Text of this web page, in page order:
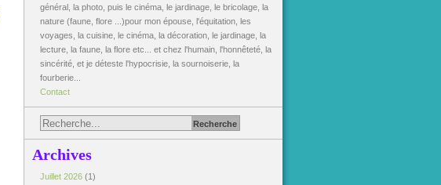
général, la photo, puis le cinéma, le jardinage, le bricolage, la
nature (faune, flore ...)pour mon épouse, l'équitation, les
voyages, la cuisine, le cinéma, la décoration, le jardinage, la
lecture, la faune, la flore etc... et chez l'humain, l'honnêteté, la
sincérité, et je déteste l'hypocrisie, la sournoiserie, la
fourberie...
Contact
Archives
Juillet 2026 (1)